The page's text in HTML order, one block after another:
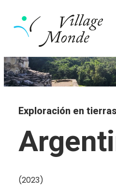
Exploración en
(2023)